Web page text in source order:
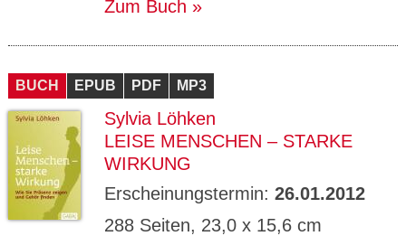
Zum Buch
BUCH EPUB PDF MP3
Sylvia Löhken
LEISE MENSCHEN – STARKE
WIRKUNG
Erscheinungstermin: 26.01.2012
288 Seiten, 23,0 x 15,6 cm